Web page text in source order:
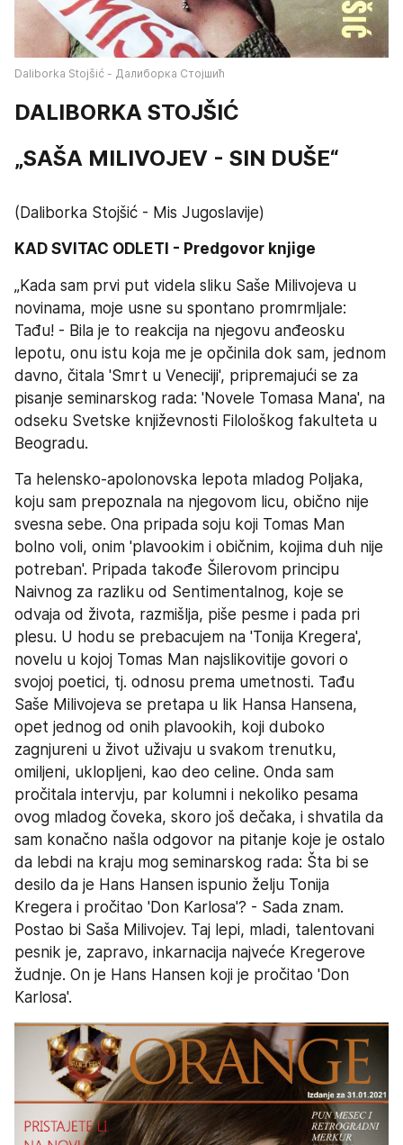
Daliborka Stojšić - Далиборка Стојшић
DALIBORKA STOJŠIĆ
„SAŠA MILIVOJEV - SIN DUŠE“
(Daliborka Stojšić - Mis Jugoslavije)
KAD SVITAC ODLETI - Predgovor knjige
„Kada sam prvi put videla sliku Saše Milivojeva u
novinama, moje usne su spontano promrmljale:
Tađu! - Bila je to reakcija na njegovu anđeosku
lepotu, onu istu koja me je opčinila dok sam, jednom
davno, čitala 'Smrt u Veneciji', pripremajući se za
pisanje seminarskog rada: 'Novele Tomasa Mana', na
odseku Svetske književnosti Filološkog fakulteta u
Beogradu.
Ta helensko-apolonovska lepota mladog Poljaka,
koju sam prepoznala na njegovom licu, obično nije
svesna sebe. Ona pripada soju koji Tomas Man
bolno voli, onim 'plavookim i običnim, kojima duh nije
potreban'. Pripada takođe Šilerovom principu
Naivnog za razliku od Sentimentalnog, koje se
odvaja od života, razmišlja, piše pesme i pada pri
plesu. U hodu se prebacujem na 'Toniјa Kregera',
novelu u kojoj Tomas Man najslikovitije govori o
svojoj poetici, tj. odnosu prema umetnosti. Tađu
Saše Milivojeva se pretapa u lik Hansa Hansena,
opet jednog od onih plavookih, koji duboko
zagnjureni u život uživaju u svakom trenutku,
omiljeni, uklopljeni, kao deo celine. Onda sam
pročitala intervju, par kolumni i nekoliko pesama
ovog mladog čoveka, skoro još dečaka, i shvatila da
sam konačno našla odgovor na pitanje koje je ostalo
da lebdi na kraju mog seminarskog rada: Šta bi se
desilo da je Hans Hansen ispunio želju Toniјa
Kregera i pročitao 'Don Karlosa'? - Sada znam.
Postao bi Saša Milivojev. Taj lepi, mladi, talentovani
pesnik je, zapravo, inkarnacija najveće Kregerove
žudnje. On je Hans Hansen koji je pročitao 'Don
Karlosa'.